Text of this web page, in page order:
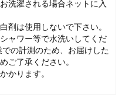
洗濯される場合ネットに入
剤は使用しないで下さい。
ャワー等で水洗いしてくだ
の計測のため、お届けした
ご了承ください。
かります。